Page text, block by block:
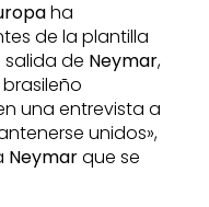
ha
de la plantilla
de Neymar,
una entrevista a
unidos»,
Neymarque se